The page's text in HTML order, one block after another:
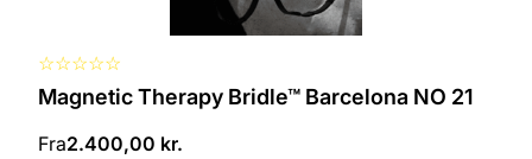
☆☆☆☆☆
Magnetic Therapy Bridle™ Barcelona NO 21
Fra2.400,00 kr.